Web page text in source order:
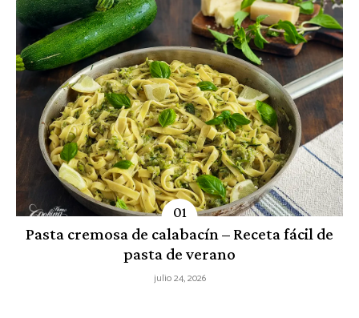
Pasta cremosa de calabacín – Receta fácil de
pasta de verano
julio 24, 2026